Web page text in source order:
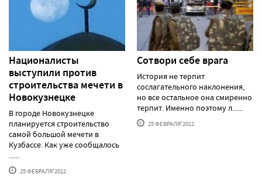
Националисты
выступили против
строительства мечети в
Новокузнецке
В городе Новокузнецке
планируется строительство
самой большой мечети в
Кузбассе. Как уже сообщалось
......
25 ФЕВРАЛЯ'2012
Сотвори себе врага
История не терпит
сослагательного наклонения,
но все остальное она смиренно
терпит. Именно поэтому л......
25 ФЕВРАЛЯ'2012